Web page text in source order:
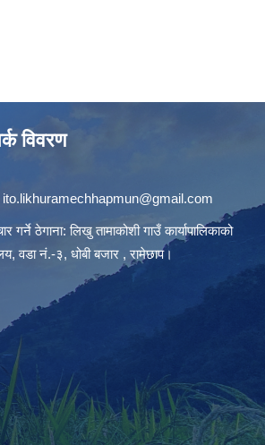
विवरण
ito.likhuramechhapmun@gmail.com
गर्ने ठेगाना: लिखु तामाकोशी गाउँ कार्यापालिकाको
वडा नं.-३, धोबी बजार , रामेछाप।